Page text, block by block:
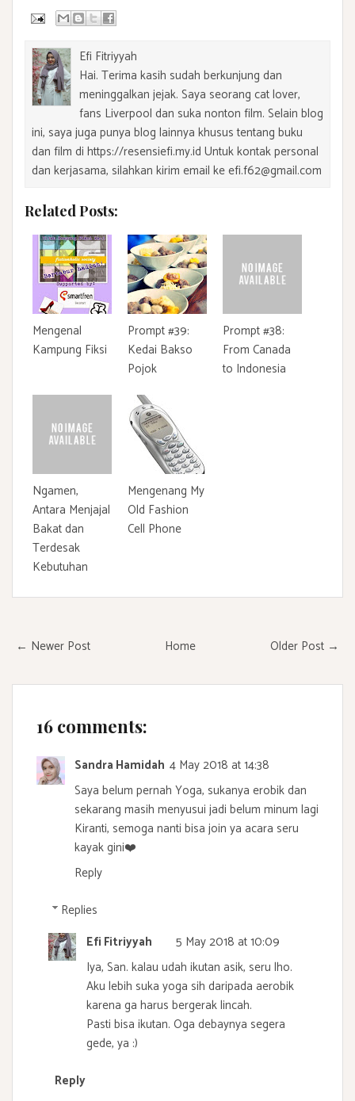
Efi Fitriyyah
Hai. Terima kasih sudah berkunjung dan
meninggalkan jejak. Saya seorang cat lover,
fans Liverpool dan suka nonton film. Selain blog
ini, saya juga punya blog lainnya khusus tentang buku
dan film di https://resensiefi.my.id Untuk kontak personal
dan kerjasama, silahkan kirim email ke efi.f62@gmail.com
Related Posts:
Mengenal
Kampung Fiksi
Prompt #39:
Kedai Bakso
Pojok
Prompt #38:
From Canada
to Indonesia
Ngamen,
Antara Menjajal
Bakat dan
Terdesak
Kebutuhan
Mengenang My
Old Fashion
Cell Phone
← Newer Post Older Post →
Home
16 comments:
Sandra Hamidah 4 May 2018 at 14:38
Saya belum pernah Yoga, sukanya erobik dan
sekarang masih menyusui jadi belum minum lagi
Kiranti, semoga nanti bisa join ya acara seru
kayak gini❤️
Reply
Replies
Efi Fitriyyah
5 May 2018 at 10:09
Iya, San. kalau udah ikutan asik, seru lho.
Aku lebih suka yoga sih daripada aerobik
karena ga harus bergerak lincah.
Pasti bisa ikutan. Oga debaynya segera
gede, ya :)
Reply